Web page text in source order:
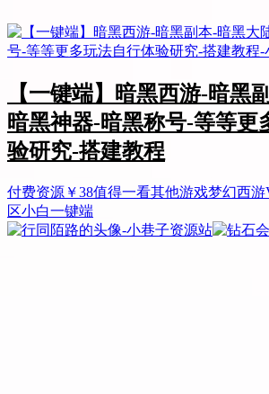
【一键端】暗黑西游-暗黑
暗黑神器-暗黑称号-等等更
验研究-搭建教程
付费资源 ￥38值得一看其他游戏梦幻西游
区小白一键端